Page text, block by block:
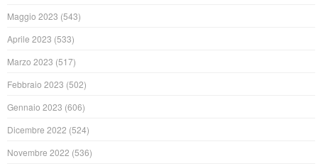
Maggio 2023 (543)
Aprile 2023 (533)
Marzo 2023 (517)
Febbraio 2023 (502)
Gennaio 2023 (606)
Dicembre 2022 (524)
Novembre 2022 (536)